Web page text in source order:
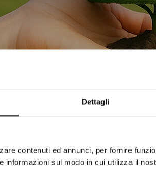
Dettagli
contenuti ed annunci, per fornire
informazioni sul modo in cui utilizza il
e il comfort abitativo, raggiunti